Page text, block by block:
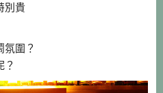
別貴
氛圍？
？